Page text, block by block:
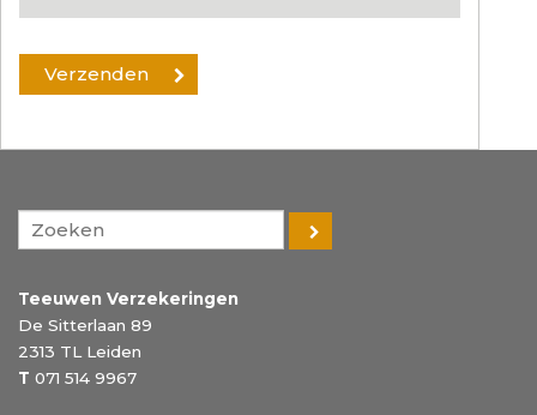
Teeuwen Verzekeringen
De Sitterlaan 89
2313 TL Leiden
T 071 514 9967